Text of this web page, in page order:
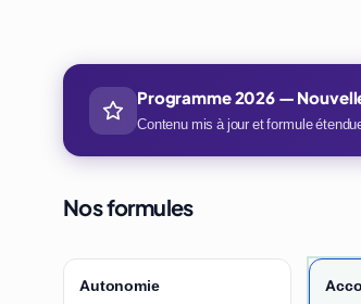
Programme 2026 —
Contenu mis à jour et formule
Nos formules
Autonomie